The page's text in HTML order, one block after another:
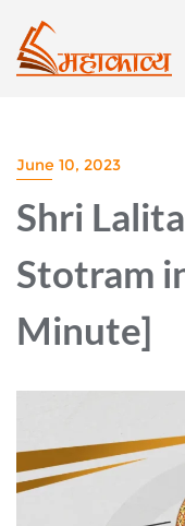
content
June 10, 2023
Shri
Stotram
Minute]